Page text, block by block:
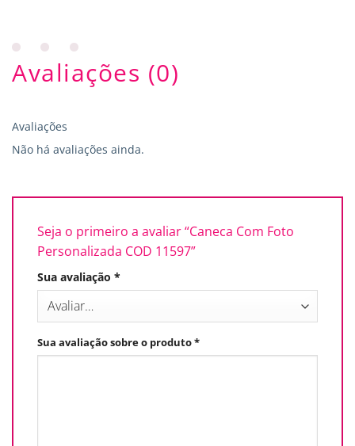
Avaliações (0)
Avaliações
Não há avaliações ainda.
Seja o primeiro a avaliar “Caneca Com Foto
Personalizada COD 11597”
Sua avaliação *
Sua avaliação sobre o produto*